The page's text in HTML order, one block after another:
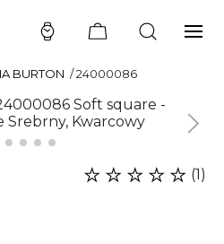
BURTON /24000086
(1)